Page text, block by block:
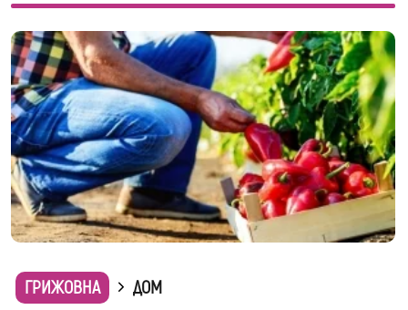
ГРИЖОВНА
ДОМ